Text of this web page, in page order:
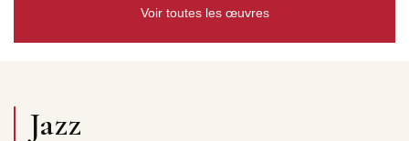
Voir toutes les œuvres
Jazz